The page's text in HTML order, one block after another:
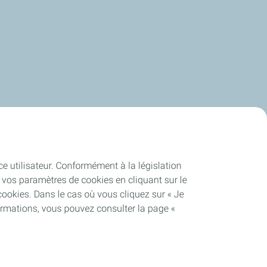
utilisateur. Conformément à la législation
paramètres de cookies en cliquant sur le
Dans le cas où vous cliquez sur « Je
vous pouvez consulter la page «